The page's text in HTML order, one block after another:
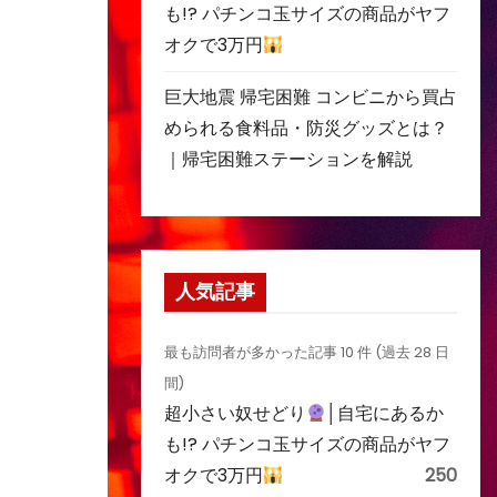
も!? パチンコ玉サイズの商品がヤフ
オクで3万円
巨大地震 帰宅困難 コンビニから買占
められる食料品・防災グッズとは？
｜帰宅困難ステーションを解説
人気記事
最も訪問者が多かった記事 10 件 (過去 28 日
間)
超小さい奴せどり
│自宅にあるか
も!? パチンコ玉サイズの商品がヤフ
オクで3万円
250